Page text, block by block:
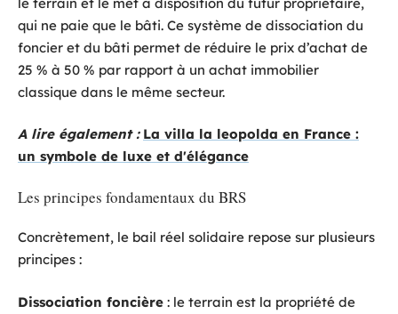
qui ne paie que le bâti. Ce système de dissociation du
foncier et du bâti permet de réduire le prix d’achat de
25 % à 50 % par rapport à un achat immobilier
classique dans le même secteur.
A lire également : La villa la leopolda en France :
un symbole de luxe et d'élégance
Les principes fondamentaux du BRS
Concrètement, le bail réel solidaire repose sur plusieurs
principes :
Dissociation foncière : le terrain est la propriété de